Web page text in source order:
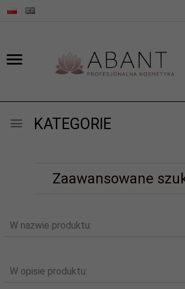
KATEGORIE
Zaawansowane
W nazwie produktu:
W opisie produktu: